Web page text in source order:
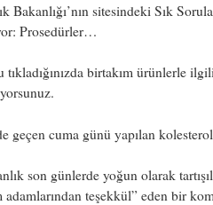
Bakanlığı’nın sitesindeki Sık
Prosedürler…
tıkladığınızda birtakım ürünlerle
geçen cuma günü yapılan
son günlerde yoğun olarak
teşekkül” eden bir